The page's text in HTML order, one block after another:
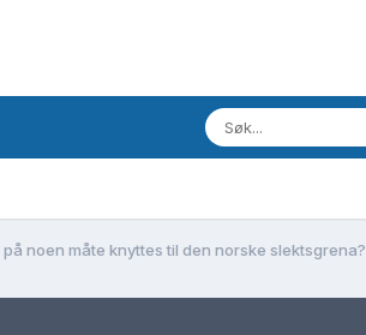
noen måte knyttes til den norske slektsgrena?